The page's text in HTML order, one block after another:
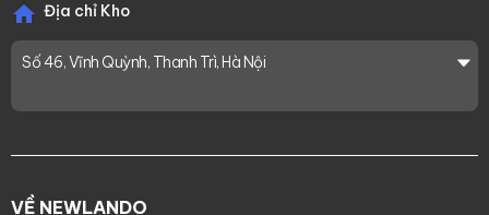
Địa chỉ Kho
Số 46, Vĩnh Quỳnh, Thanh Trì, Hà Nội
VỀ NEWLANDO